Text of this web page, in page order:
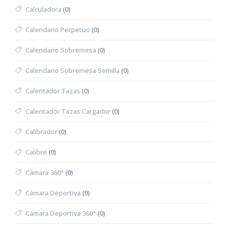
Calculadora (0)
Calendario Perpetuo (0)
Calendario Sobremesa (0)
Calendario Sobremesa Semilla (0)
Calentador Tazas (0)
Calentador Tazas Cargador(0)
Calibrador(0)
Calibre (0)
Cámara 360° (0)
Cámara Deportiva (0)
Cámara Deportiva 360° (0)